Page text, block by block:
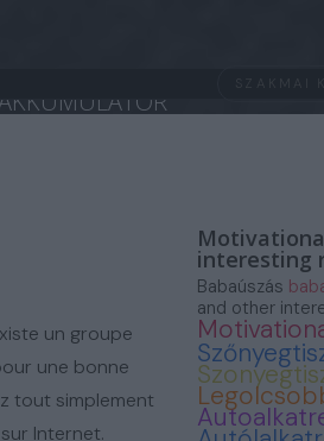
un groupe
une bonne
tout simplement
Internet.
interesting
Babaúszás
and other
SZAKMAI